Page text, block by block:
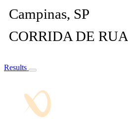
Campinas, SP
CORRIDA DE RUA
Results